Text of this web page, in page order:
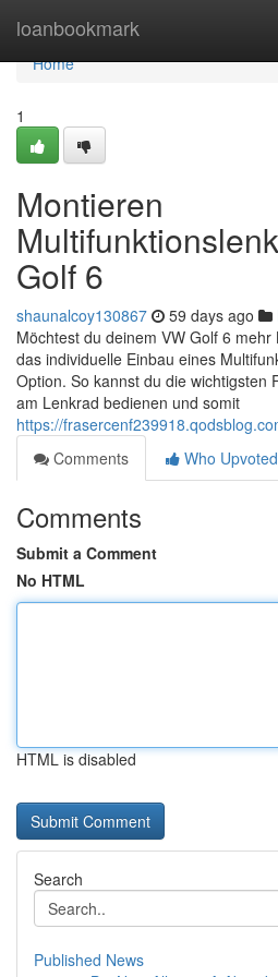
loanbookmark
Home
Home
1
Montieren
Golf 6
shaunalcoy130867 59 days ago
Möchtest du deinem VW Golf 6
das individuelle Einbau eines
Option. So kannst du die wichtigsten
am Lenkrad bedienen und somit
https://
Comments
Who Upvoted
Comments
Submit a Comment
No HTML
HTML is disabled
Search
Published News